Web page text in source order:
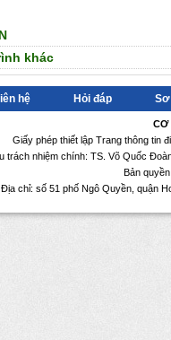
khác
hệ Hỏi đáp
CƠ
Giấy phép thiết lập Trang thông tin
trách nhiệm chính: TS. Võ Quốc
Bản
Địa chỉ: số 51 phố Ngô Quyền, quận